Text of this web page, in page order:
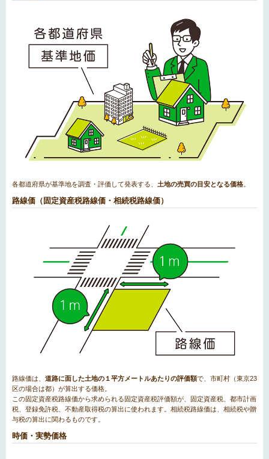
各都道府県が基準地を調査・評価して発表する、 土地の売買の目安となる価格。
路線価（固定資産税路線価・相続税路線価）
路線価は、 道路に面した土地の１平方メートルあたりの評価額で、市町村（東京23
区の場合は都）が算出する価格。
この固定資産税路線価から求められる固定資産税評価額が、固定資産税、都市計画
税、登録免許税、不動産取得税の算出に使われます。相続税路線価は、相続税や贈
与税の算出に関わるものです。
時価・実勢価格